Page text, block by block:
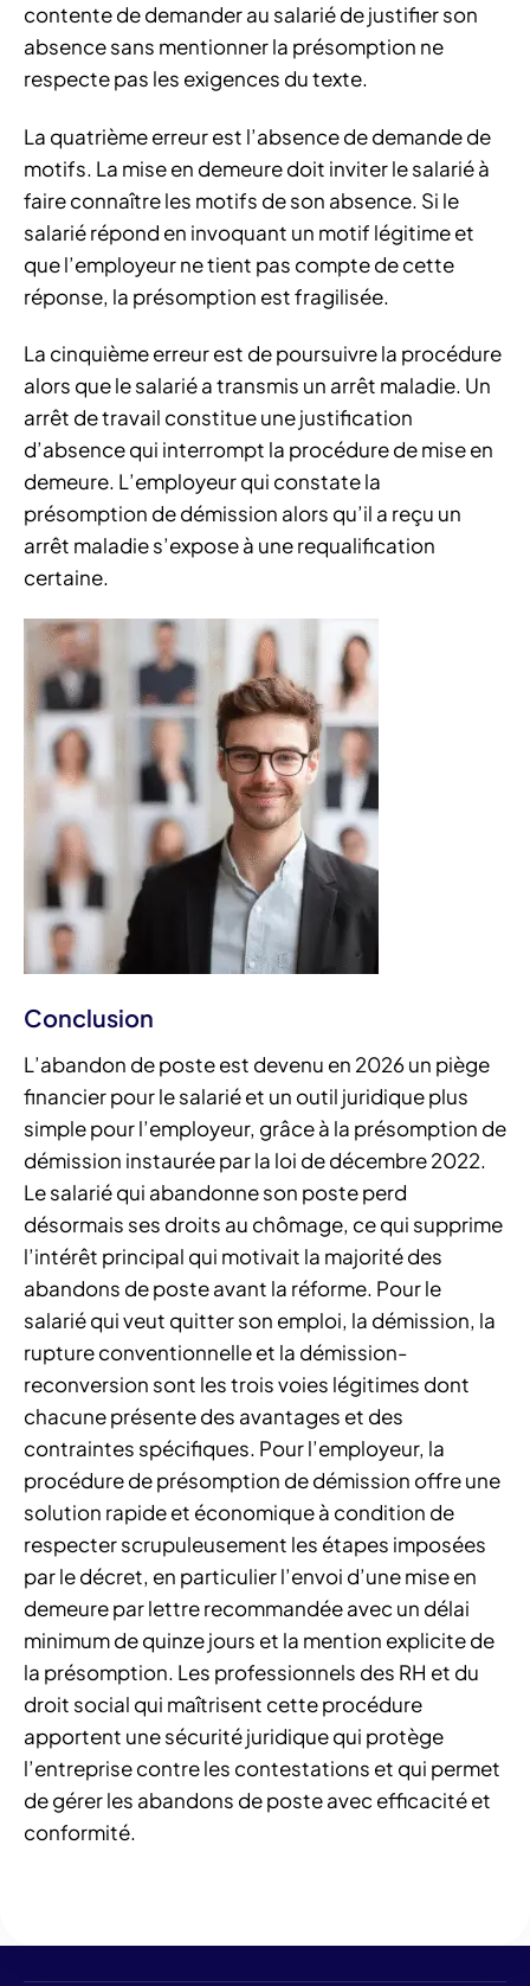
contente de demander au salarié de justifier son
absence sans mentionner la présomption ne
respecte pas les exigences du texte.
La quatrième erreur est l’absence de demande de
motifs. La mise en demeure doit inviter le salarié à
faire connaître les motifs de son absence. Si le
salarié répond en invoquant un motif légitime et
que l’employeur ne tient pas compte de cette
réponse, la présomption est fragilisée.
La cinquième erreur est de poursuivre la procédure
alors que le salarié a transmis un arrêt maladie. Un
arrêt de travail constitue une justification
d’absence qui interrompt la procédure de mise en
demeure. L’employeur qui constate la
présomption de démission alors qu’il a reçu un
arrêt maladie s’expose à une requalification
certaine.
Conclusion
L’abandon de poste est devenu en 2026 un piège
financier pour le salarié et un outil juridique plus
simple pour l’employeur, grâce à la présomption de
démission instaurée par la loi de décembre 2022.
Le salarié qui abandonne son poste perd
désormais ses droits au chômage, ce qui supprime
l’intérêt principal qui motivait la majorité des
abandons de poste avant la réforme. Pour le
salarié qui veut quitter son emploi, la démission, la
rupture conventionnelle et la démission-
reconversion sont les trois voies légitimes dont
chacune présente des avantages et des
contraintes spécifiques. Pour l’employeur, la
procédure de présomption de démission offre une
solution rapide et économique à condition de
respecter scrupuleusement les étapes imposées
par le décret, en particulier l’envoi d’une mise en
demeure par lettre recommandée avec un délai
minimum de quinze jours et la mention explicite de
la présomption. Les professionnels des RH et du
droit social qui maîtrisent cette procédure
apportent une sécurité juridique qui protège
l’entreprise contre les contestations et qui permet
de gérer les abandons de poste avec efficacité et
conformité.